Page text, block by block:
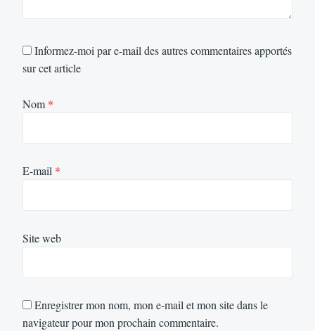
Informez-moi par e-mail des autres commentaires apportés
sur cet article
Nom *
E-mail *
Site web
Enregistrer mon nom, mon e-mail et mon site dans le
navigateur pour mon prochain commentaire.